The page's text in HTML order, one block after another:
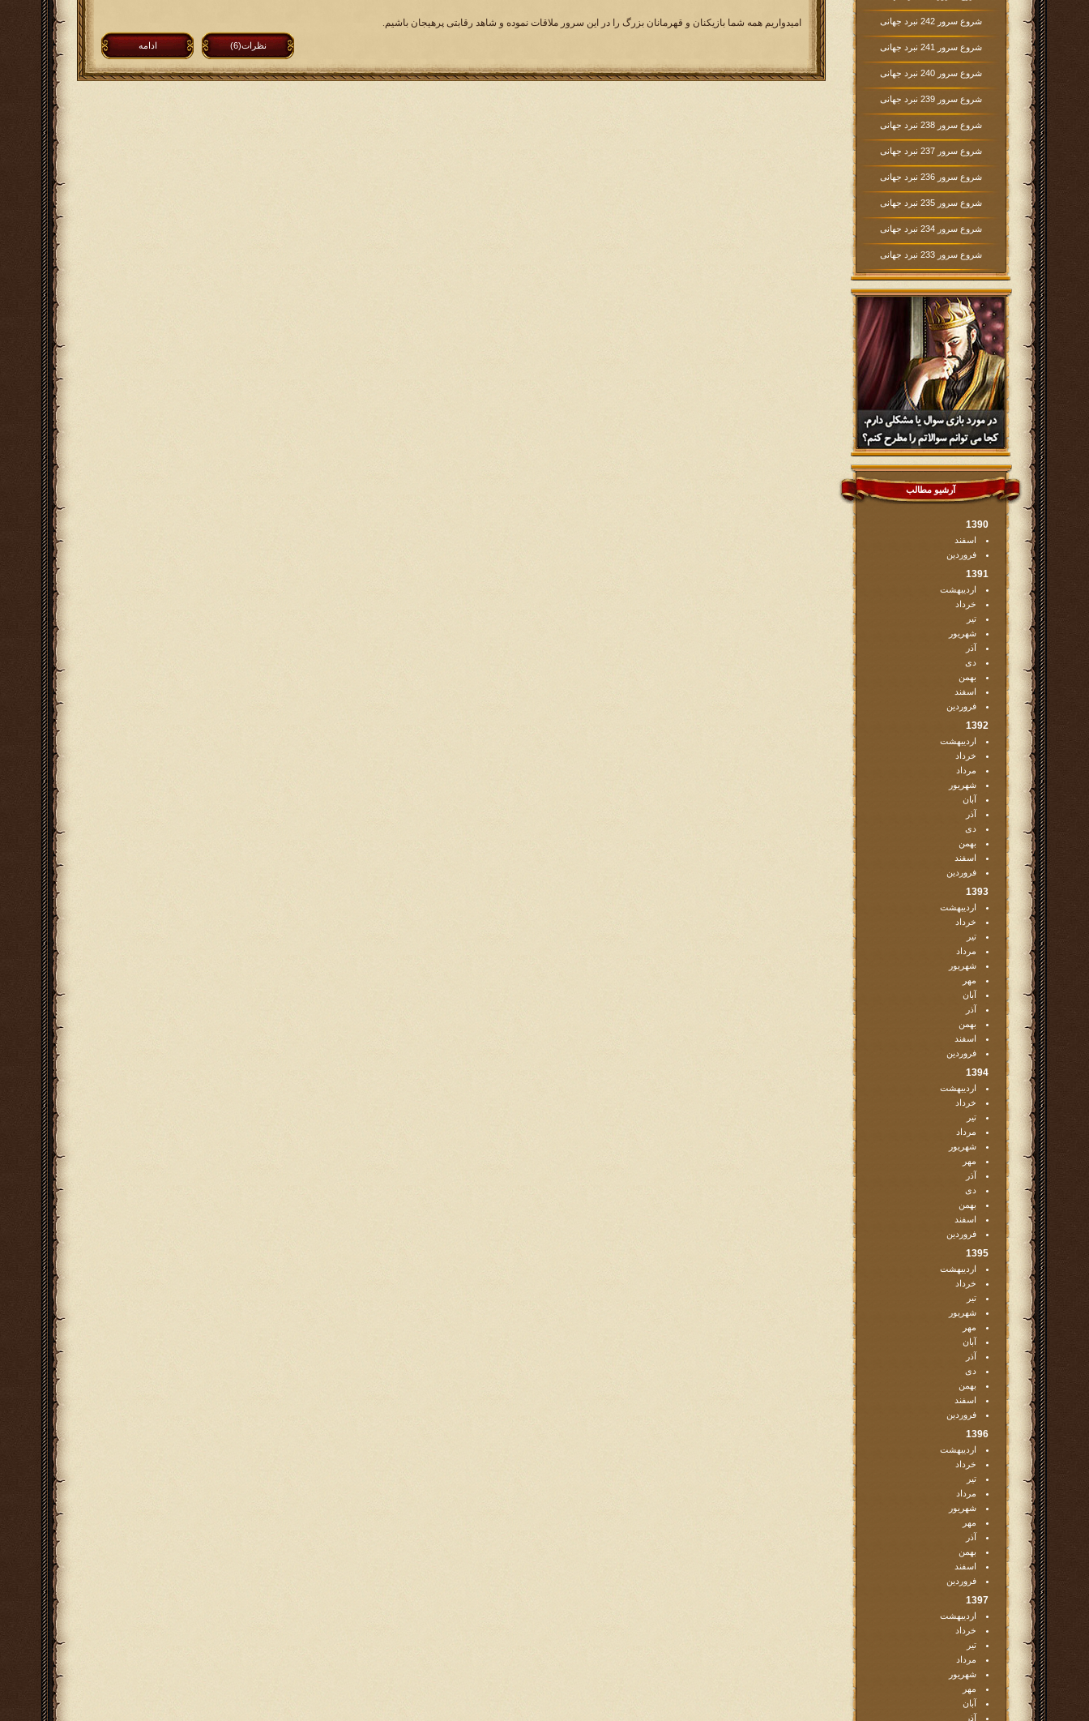
شروع سرور 242 نبرد جهانی
شروع سرور 241 نبرد جهانی
شروع سرور 240 نبرد جهانی
شروع سرور 239 نبرد جهانی
شروع سرور 238 نبرد جهانی
شروع سرور 237 نبرد جهانی
شروع سرور 236 نبرد جهانی
شروع سرور 235 نبرد جهانی
شروع سرور 234 نبرد جهانی
شروع سرور 233 نبرد جهانی
آرشیو مطالب
1390
اسفند
فروردین
1391
اردیبهشت
خرداد
تیر
شهریور
آذر
دی
بهمن
اسفند
فروردین
1392
اردیبهشت
خرداد
مرداد
شهریور
آبان
آذر
دی
بهمن
اسفند
فروردین
1393
اردیبهشت
خرداد
تیر
مرداد
شهریور
مهر
آبان
آذر
بهمن
اسفند
فروردین
1394
اردیبهشت
خرداد
تیر
مرداد
شهریور
مهر
آذر
دی
بهمن
اسفند
فروردین
1395
اردیبهشت
خرداد
تیر
شهریور
مهر
آبان
آذر
دی
بهمن
اسفند
فروردین
1396
اردیبهشت
خرداد
تیر
مرداد
شهریور
مهر
آذر
بهمن
اسفند
فروردین
1397
اردیبهشت
خرداد
تیر
مرداد
شهریور
مهر
آبان
آذر
امیدواریم همه شما بازیکنان و قهرمانان بزرگ را در این سرور ملاقات نموده و شاهد رقابتی پرهیجان باشیم.
ادامه نظرات(6)